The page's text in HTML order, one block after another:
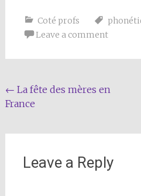
Coté profs
Leave a comment
Post
navigation
← La fête des mères en
France
Leave a Reply